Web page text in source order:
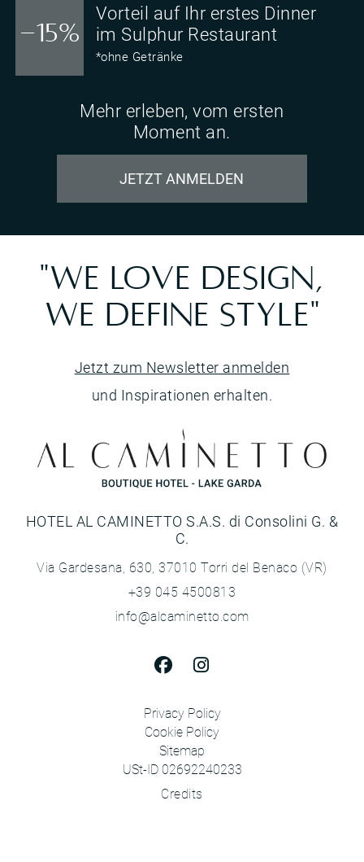
-15%
Vorteil auf Ihr erstes Dinner
im Sulphur Restaurant
*ohne Getränke
Mehr erleben, vom ersten
Moment an.
JETZT ANMELDEN
"WE LOVE DESIGN,
WE DEFINE STYLE"
Jetzt zum Newsletter anmelden
und Inspirationen erhalten.
HOTEL AL CAMINETTO S.A.S. di Consolini G. &
C.
Via Gardesana, 630, 37010 Torri del Benaco (VR)
+39 045 4500813
info@alcaminetto.com
Privacy Policy
Cookie Policy
Sitemap
USt-ID 02692240233
Credits